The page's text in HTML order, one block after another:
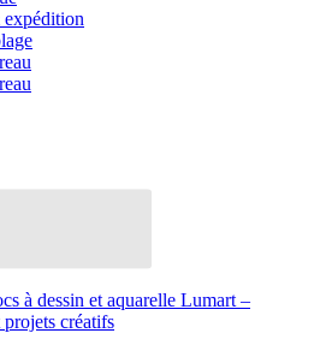
expédition
à dessin et aquarelle Lumart –
créatifs